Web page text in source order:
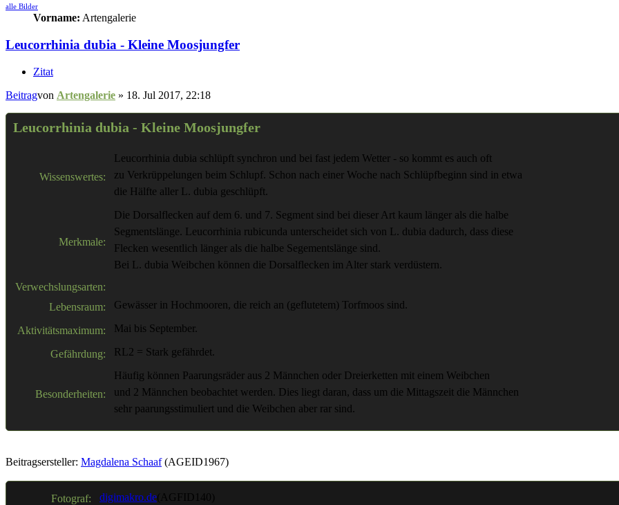
alle Bilder
Vorname: Artengalerie
Leucorrhinia dubia - Kleine Moosjungfer
Zitat
Beitragvon Artengalerie » 18. Jul 2017, 22:18
Leucorrhinia dubia - Kleine Moosjungfer
Wissenswertes:
Leucorrhinia dubia schlüpft synchron und bei fast jedem Wetter - so kommt es auch oft
zu Verkrüppelungen beim Schlupf. Schon nach einer Woche nach Schlüpfbeginn sind in etwa
die Hälfte aller L. dubia geschlüpft.
Merkmale:
Die Dorsalflecken auf dem 6. und 7. Segment sind bei dieser Art kaum länger als die halbe
Segmentslänge. Leucorrhinia rubicunda unterscheidet sich von L. dubia dadurch, dass diese
Flecken wesentlich länger als die halbe Segementslänge sind.
Bei L. dubia Weibchen können die Dorsalflecken im Alter stark verdüstern.
Verwechslungsarten:
Lebensraum:
Gewässer in Hochmooren, die reich an (geflutetem) Torfmoos sind.
Aktivitätsmaximum: Mai bis September.
Gefährdung: RL2 = Stark gefährdet.
Besonderheiten:
Häufig können Paarungsräder aus 2 Männchen oder Dreierketten mit einem Weibchen
und 2 Männchen beobachtet werden. Dies liegt daran, dass um die Mittagszeit die Männchen
sehr paarungsstimuliert und die Weibchen aber rar sind.
Beitragsersteller: Magdalena Schaaf (AGEID1967)
Fotograf: digimakro.de(AGFID140)